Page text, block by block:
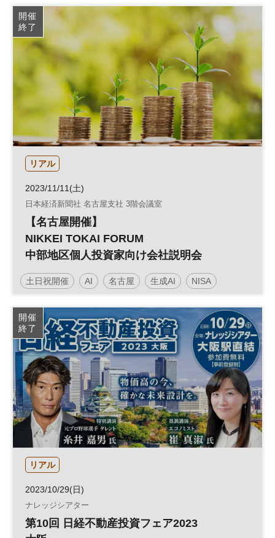
資産
参加無料
開催
終了
リアル
2023/11/11(土)
日本経済新聞社 名古屋支社 3階会議室
【名古屋開催】
NIKKEI TOKAI FORUM
中部地区個人投資家向け会社説明会
土日祝開催 AI 名古屋 生成AI NISA
個人投資家 株式投資
参加無料
開催
終了
リアル
2023/10/29(日)
ナレッジシアター
第10回 日経不動産投資フェア2023